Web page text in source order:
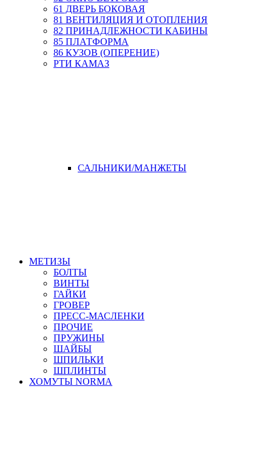
61 ДВЕРЬ БОКОВАЯ
81 ВЕНТИЛЯЦИЯ И ОТОПЛЕНИЯ
82 ПРИНАДЛЕЖНОСТИ КАБИНЫ
85 ПЛАТФОРМА
86 КУЗОВ (ОПЕРЕНИЕ)
РТИ КАМАЗ
САЛЬНИКИ/МАНЖЕТЫ
МЕТИЗЫ
БОЛТЫ
ВИНТЫ
ГАЙКИ
ГРОВЕР
ПРЕСС-МАСЛЕНКИ
ПРОЧИЕ
ПРУЖИНЫ
ШАЙБЫ
ШПИЛЬКИ
ШПЛИНТЫ
ХОМУТЫ NORMA